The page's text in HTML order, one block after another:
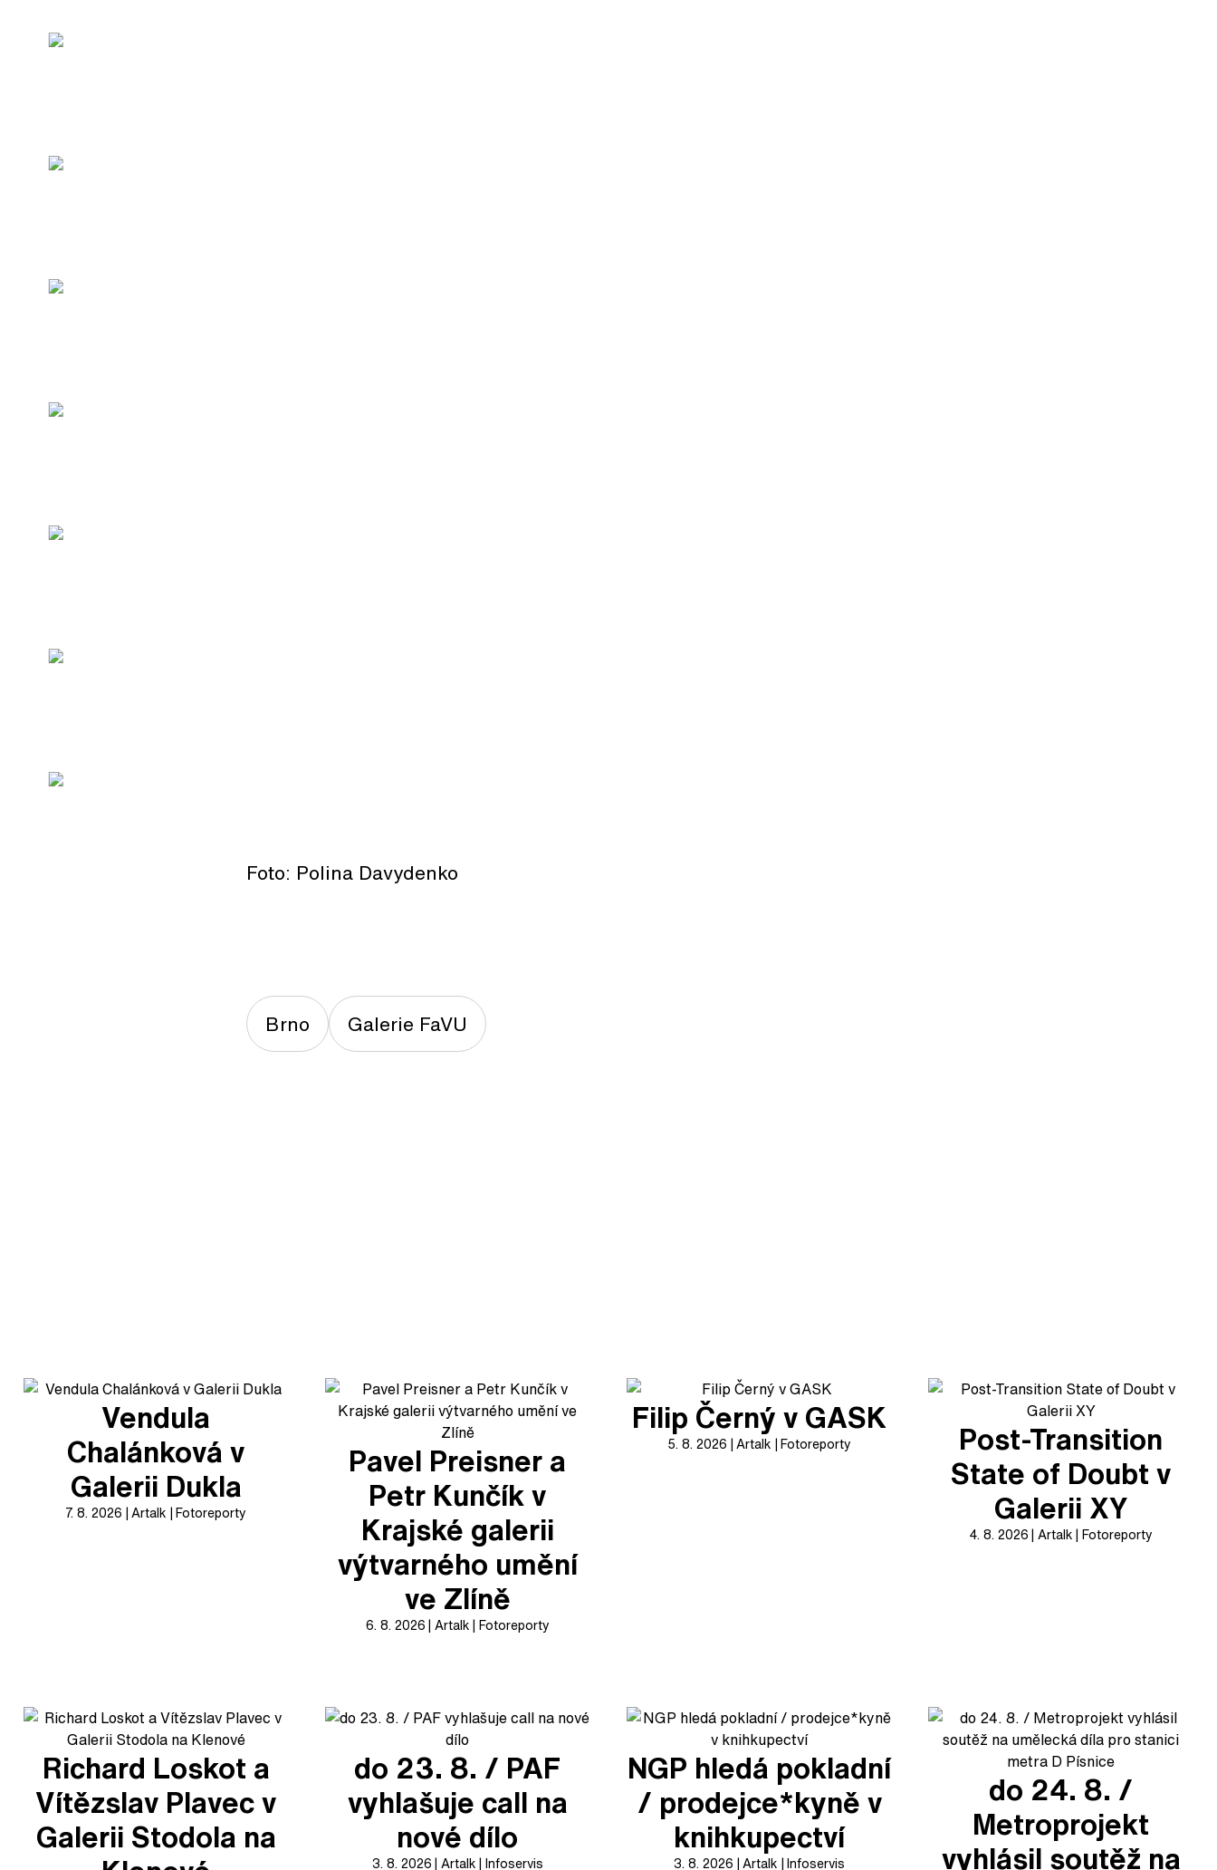
Foto: Polina Davydenko
Brno Galerie FaVU
Vendula
Chalánková v
Galerii Dukla
7. 8. 2026 Artalk Fotoreporty
Pavel Preisner a
Petr Kunčík v
Krajské galerii
výtvarného umění
ve Zlíně
6. 8. 2026 Artalk Fotoreporty
Filip Černý v GASK
5. 8. 2026 Artalk Fotoreporty
Post-Transition
State of Doubt v
Galerii XY
4. 8. 2026 Artalk Fotoreporty
Richard Loskot a
Vítězslav Plavec v
Galerii Stodola na
do 23. 8. / PAF
vyhlašuje call na
nové dílo
3. 8. 2026 Artalk Infoservis
NGP hledá pokladní
/ prodejce*kyně v
knihkupectví
3. 8. 2026 Artalk Infoservis
do 24. 8. /
Metroprojekt
vyhlásil soutěž na